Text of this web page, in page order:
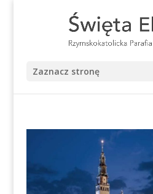
Zaznacz stronę